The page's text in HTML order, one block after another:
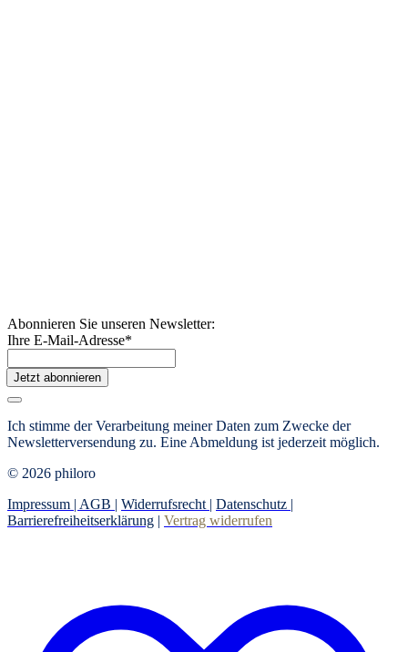
Abonnieren Sie unseren Newsletter:
Ihre E-Mail-Adresse*
Jetzt abonnieren
Ich stimme der Verarbeitung meiner Daten zum Zwecke der
Newsletterversendung zu. Eine Abmeldung ist jederzeit möglich.
© 2026 philoro
Impressum | AGB | Widerrufsrecht | Datenschutz |
Barrierefreiheitserklärung | Vertrag widerrufen